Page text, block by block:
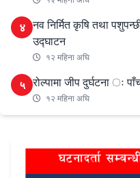
४ नव निर्मित कृषि तथा
उद्घाटन
१२ महिना अघि
५ रोल्पामा जीप दुर्घटना ः
१२ महिना अघि